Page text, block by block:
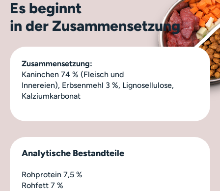
Es beginnt
in der Zusammensetzung
Zusammensetzung:
Kaninchen 74 % (Fleisch und
Innereien), Erbsenmehl 3 %, Lignosellulose,
Kalziumkarbonat
Analytische Bestandteile
Rohprotein 7,5 %
Rohfett 7 %